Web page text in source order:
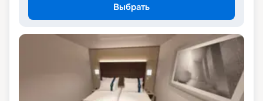
Выбрать